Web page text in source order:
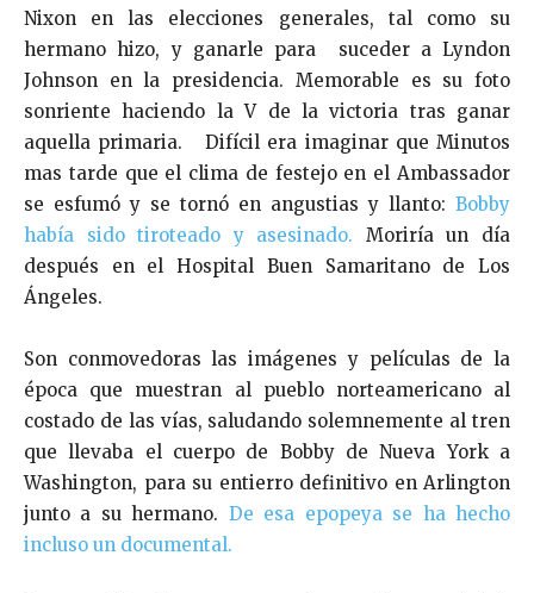
Nixon en las elecciones generales, tal como su
hermano hizo, y ganarle para suceder a Lyndon
Johnson en la presidencia. Memorable es su foto
sonriente haciendo la V de la victoria tras ganar
aquella primaria. Difícil era imaginar que Minutos
mas tarde que el clima de festejo en el Ambassador
se esfumó y se tornó en angustias y llanto: Bobby
había sido tiroteado y asesinado. Moriría un día
después en el Hospital Buen Samaritano de Los
Ángeles.
Son conmovedoras las imágenes y películas de la
época que muestran al pueblo norteamericano al
costado de las vías, saludando solemnemente al tren
que llevaba el cuerpo de Bobby de Nueva York a
Washington, para su entierro definitivo en Arlington
junto a su hermano. De esa epopeya se ha hecho
incluso un documental.